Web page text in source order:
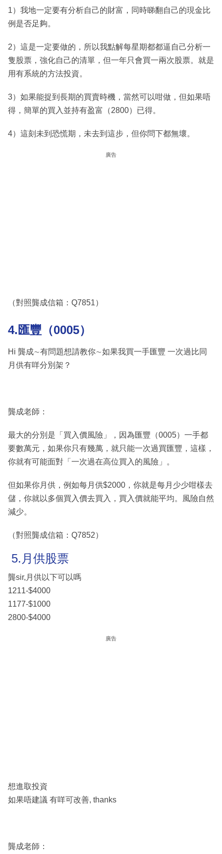
1）我地一定要有分析自己的財富，同時睇翻自己的現金比
例是否足夠。
2）這是一定要做的，所以我點解每星期都都逼自己分析一
隻股票，強化自己的清單，但一年只會買一兩次股票。就是
用有系統的方法投資。
3）如果能捉到長期的買賣時機，當然可以咁做，但如果唔
得，簡單的買入並持有盈富（2800）已得。
4）這刻未到恐慌期，未去到這步，但你問下都無壞。
廣告
（對照龔成信箱：Q7851）
4.匯豐（0005）
Hi 龔成∼有問題想請教你∼如果我買一手匯豐 一次過比同
月供有咩分別架？
龔成老師：
最大的分別是「買入價風險」，因為匯豐（0005）一手都
要數萬元，如果你只有幾萬，就只能一次過買匯豐，這樣，
你就有可能面對「一次過在高位買入的風險」。
但如果你月供，例如每月供$2000，你就是每月少少咁樣去
儲，你就以多個買入價去買入，買入價就能平均。風險自然
減少。
（對照龔成信箱：Q7852）
5.月供股票
龔sir,月供以下可以嗎
1211-$4000
1177-$1000
2800-$4000
廣告
想進取投資
如果唔建議 有咩可改善, thanks
龔成老師：